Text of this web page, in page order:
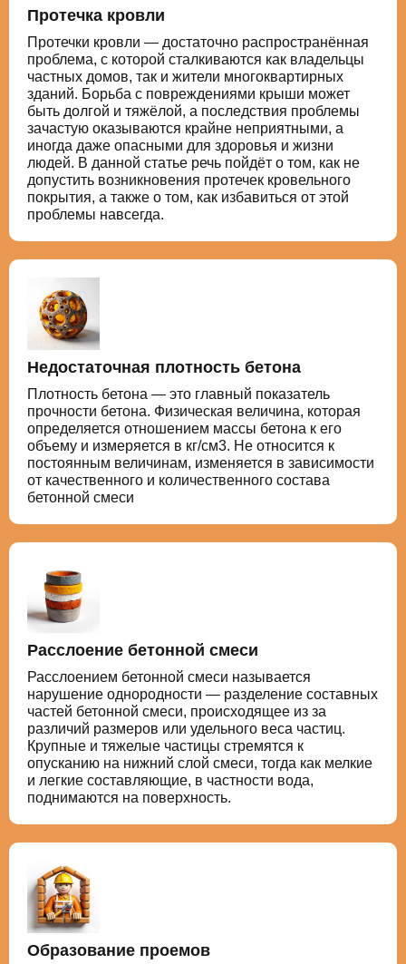
Протечка кровли
Протечки кровли — достаточно распространённая
проблема, с которой сталкиваются как владельцы
частных домов, так и жители многоквартирных
зданий. Борьба с повреждениями крыши может
быть долгой и тяжёлой, а последствия проблемы
зачастую оказываются крайне неприятными, а
иногда даже опасными для здоровья и жизни
людей. В данной статье речь пойдёт о том, как не
допустить возникновения протечек кровельного
покрытия, а также о том, как избавиться от этой
проблемы навсегда.
Недостаточная плотность бетона
Плотность бетона — это главный показатель
прочности бетона. Физическая величина, которая
определяется отношением массы бетона к его
объему и измеряется в кг/см3. Не относится к
постоянным величинам, изменяется в зависимости
от качественного и количественного состава
бетонной смеси
Расслоение бетонной смеси
Расслоением бетонной смеси называется
нарушение однородности — разделение составных
частей бетонной смеси, происходящее из за
различий размеров или удельного веса частиц.
Крупные и тяжелые частицы стремятся к
опусканию на нижний слой смеси, тогда как мелкие
и легкие составляющие, в частности вода,
поднимаются на поверхность.
Образование проемов